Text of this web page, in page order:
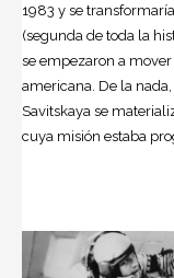
1983 y se
(segunda de toda la
se empezaron a
americana. De la
Savitskaya se
cuya misión estaba